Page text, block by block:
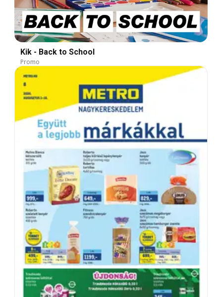
Kik - Back to School
Promo